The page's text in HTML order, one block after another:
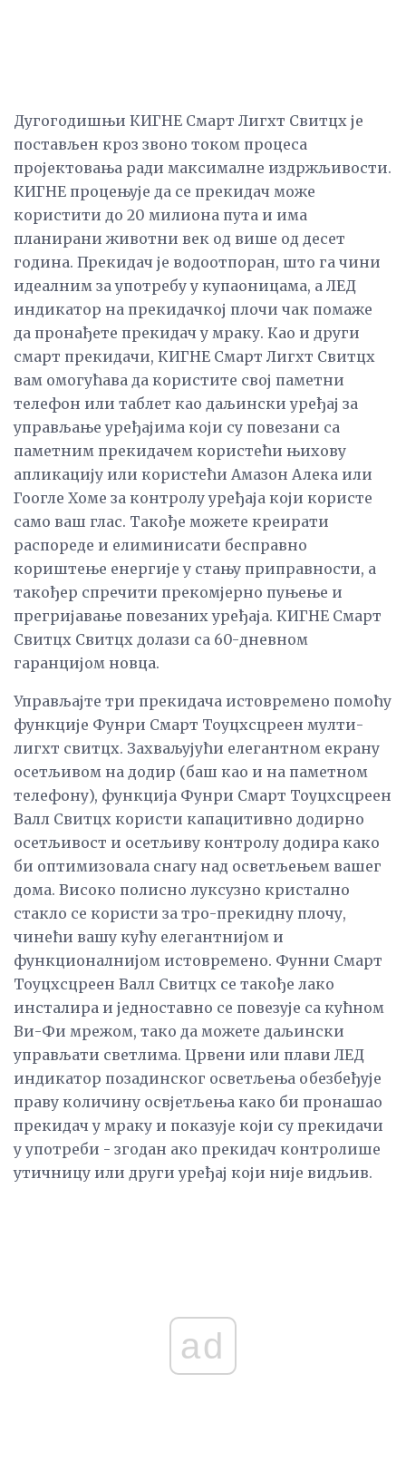
Дугогодишњи КИГНЕ Смарт Лигхт Свитцх је
постављен кроз звоно током процеса
пројектовања ради максималне издржљивости.
КИГНЕ процењује да се прекидач може
користити до 20 милиона пута и има
планирани животни век од више од десет
година. Прекидач је водоотпоран, што га чини
идеалним за употребу у купаоницама, а ЛЕД
индикатор на прекидачкој плочи чак помаже
да пронађете прекидач у мраку. Као и други
смарт прекидачи, КИГНЕ Смарт Лигхт Свитцх
вам омогућава да користите свој паметни
телефон или таблет као даљински уређај за
управљање уређајима који су повезани са
паметним прекидачем користећи њихову
апликацију или користећи Амазон Алека или
Гоогле Хоме за контролу уређаја који користе
само ваш глас. Такође можете креирати
распореде и елиминисати бесправно
кориштење енергије у стању приправности, а
такођер спречити прекомјерно пуњење и
прегријавање повезаних уређаја. КИГНЕ Смарт
Свитцх Свитцх долази са 60-дневном
гаранцијом новца.
Управљајте три прекидача истовремено помоћу
функције Фунри Смарт Тоуцхсцреен мулти-
лигхт свитцх. Захваљујући елегантном екрану
осетљивом на додир (баш као и на паметном
телефону), функција Фунри Смарт Тоуцхсцреен
Валл Свитцх користи капацитивно додирно
осетљивост и осетљиву контролу додира како
би оптимизовала снагу над осветљењем вашег
дома. Високо полисно луксузно кристално
стакло се користи за тро-прекидну плочу,
чинећи вашу кућу елегантнијом и
функционалнијом истовремено. Фунни Смарт
Тоуцхсцреен Валл Свитцх се такође лако
инсталира и једноставно се повезује са кућном
Ви-Фи мрежом, тако да можете даљински
управљати светлима. Црвени или плави ЛЕД
индикатор позадинског осветљења обезбеђује
праву количину освјетљења како би пронашао
прекидач у мраку и показује који су прекидачи
у употреби - згодан ако прекидач контролише
утичницу или други уређај који није видљив.
ad